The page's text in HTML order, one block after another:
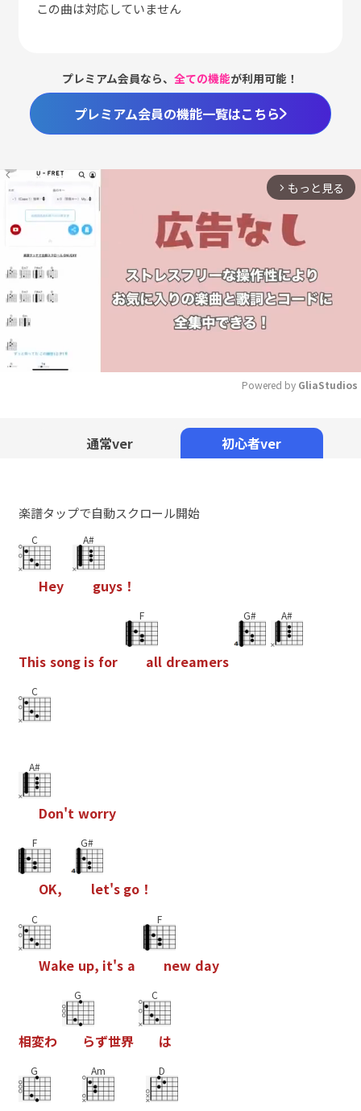
この曲は対応していません
プレミアム会員なら、全ての機能が利用可能！
プレミアム会員の機能一覧はこちら
arrow_forward_ios もっと見る
Powered by GliaStudios
通常ver 初心者ver
楽譜タップで自動スクロール開始
C
Hey
A#
guys！
This song is for
F
all dreamers
G# A#
C
A#
Don't worry
F
OK,
G#
let's go ！
C
Wake up, it's a
F
new day
相変わ
G
らず世界
C
は
G Am D